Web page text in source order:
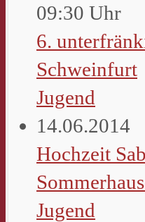
09:30 Uhr
6.
Schweinfurt
Jugend
14.06.2014
Hochzeit
Jugend